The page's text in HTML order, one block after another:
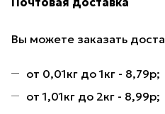
Вы можете заказать
от 0,01кг до 1кг - 8,79р;
от 1,01кг до 2кг - 8,99р;